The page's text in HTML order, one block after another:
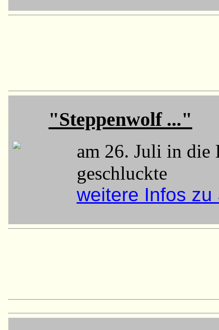
"Steppenwolf ..."
am 26. Juli in die
geschluckte
weitere Infos zu